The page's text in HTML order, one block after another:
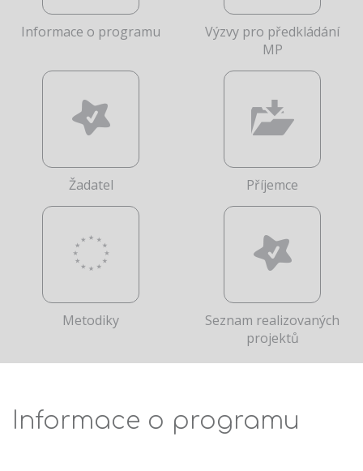
Informace o programu
Výzvy pro předkládání
MP
Žadatel Příjemce
Metodiky
Seznam realizovaných
projektů
Informace o programu